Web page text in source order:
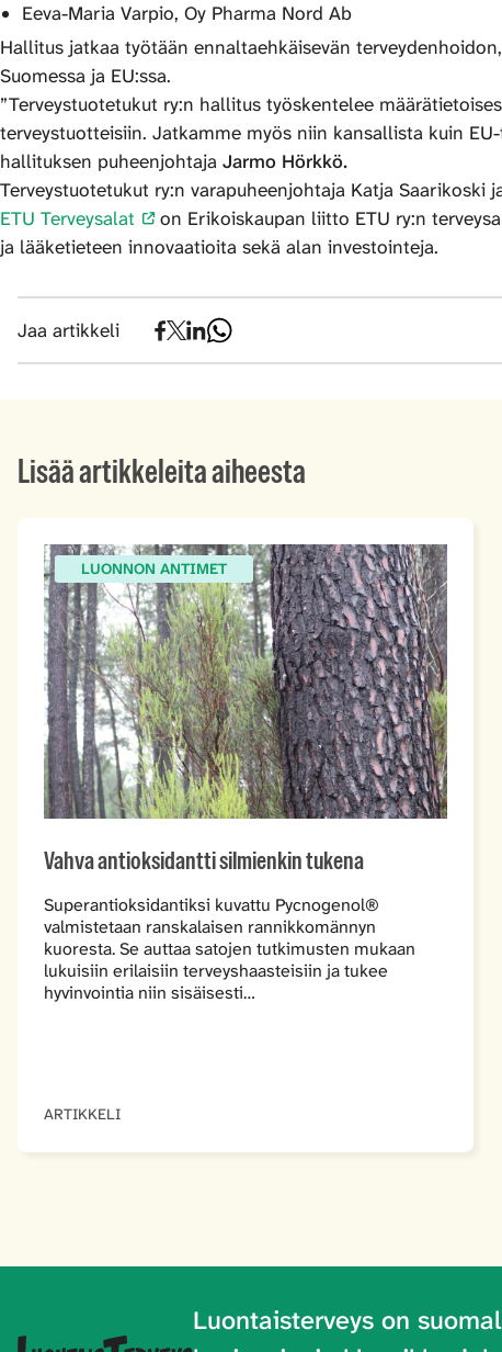
Eeva-Maria Varpio, Oy Pharma Nord Ab
Hallitus jatkaa työtään ennaltaehkäisevän
Suomessa ja EU:ssa.
”Terveystuotetukut ry:n hallitus työskentelee
terveystuotteisiin. Jatkamme myös niin kansallista kuin
hallituksen puheenjohtaja Jarmo Hörkkö.
Terveystuotetukut ry:n varapuheenjohtaja Katja Saarikoski
ETU Terveysalat
on Erikoiskaupan liitto ETU ry:n
ja lääketieteen innovaatioita sekä alan investointeja.
Jaa artikkeli
Lisää artikkeleita aiheesta
LUONNON ANTIMET
Vahva antioksidantti silmienkin tukena
Superantioksidantiksi kuvattu Pycnogenol®
valmistetaan ranskalaisen rannikkomännyn
kuoresta. Se auttaa satojen tutkimusten mukaan
lukuisiin erilaisiin terveyshaasteisiin ja tukee
hyvinvointia niin sisäisesti…
ARTIKKELI
Luontaisterveys on